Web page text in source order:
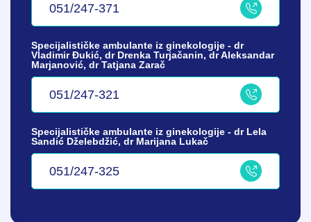
051/247-371
Specijalističke ambulante iz ginekologije - dr
Vladimir Đukić, dr Drenka Turjačanin, dr Aleksandar
Marjanović, dr Tatjana Zarač
051/247-321
Specijalističke ambulante iz ginekologije - dr Lela
Sandić Dželebdžić, dr Marijana Lukač
051/247-325